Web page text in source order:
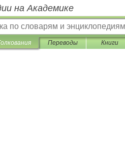
на Академике
Переводы Книги